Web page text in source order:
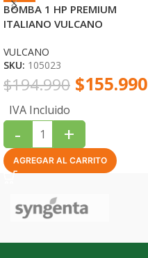
BOMBA 1 HP PREMIUM
ITALIANO VULCANO
VULCANO
SKU: 105023
$194.990 $155.990
IVA Incluido
- +
AGREGAR AL CARRITO